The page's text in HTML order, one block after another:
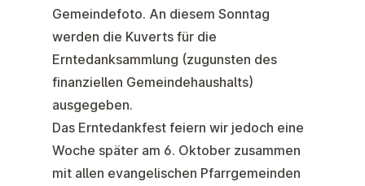
Gemeindefoto. An diesem Sonntag
werden die Kuverts für die
Erntedanksammlung (zugunsten des
finanziellen Gemeindehaushalts)
ausgegeben.
Das Erntedankfest feiern wir jedoch eine
Woche später am 6. Oktober zusammen
mit allen evangelischen Pfarrgemeinden